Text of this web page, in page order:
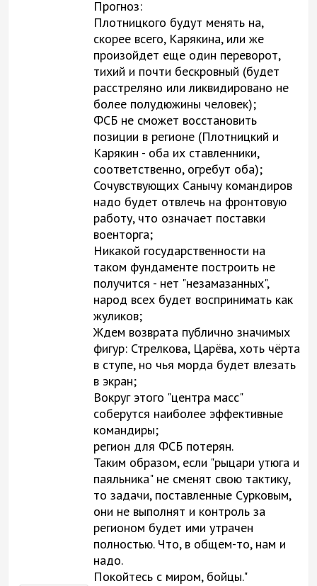
Прогноз:
Плотницкого будут менять на,
скорее всего, Карякина, или же
произойдет еще один переворот,
тихий и почти бескровный (будет
расстреляно или ликвидировано не
более полудюжины человек);
ФСБ не сможет восстановить
позиции в регионе (Плотницкий и
Карякин - оба их ставленники,
соответственно, огребут оба);
Сочувствующих Санычу командиров
надо будет отвлечь на фронтовую
работу, что означает поставки
военторга;
Никакой государственности на
таком фундаменте построить не
получится - нет "незамазанных",
народ всех будет воспринимать как
жуликов;
Ждем возврата публично значимых
фигур: Стрелкова, Царёва, хоть чёрта
в ступе, но чья морда будет влезать
в экран;
Вокруг этого "центра масс"
соберутся наиболее эффективные
командиры;
регион для ФСБ потерян.
Таким образом, если "рыцари утюга и
паяльника" не сменят свою тактику,
то задачи, поставленные Сурковым,
они не выполнят и контроль за
регионом будет ими утрачен
полностью. Что, в общем-то, нам и
надо.
Покойтесь с миром, бойцы."